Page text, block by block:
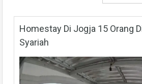
Homestay Di Jogja 15 Orang
Syariah